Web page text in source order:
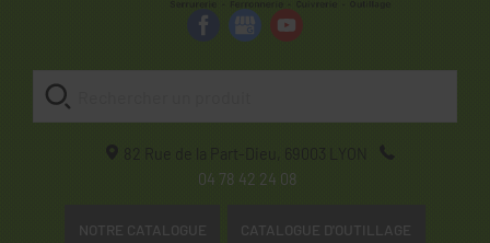
82 Rue de la Part-Dieu, 69003
LYON
04 78 42 24 08
NOTRE CATALOGUE CATALOGUE D'OUTILLAGE